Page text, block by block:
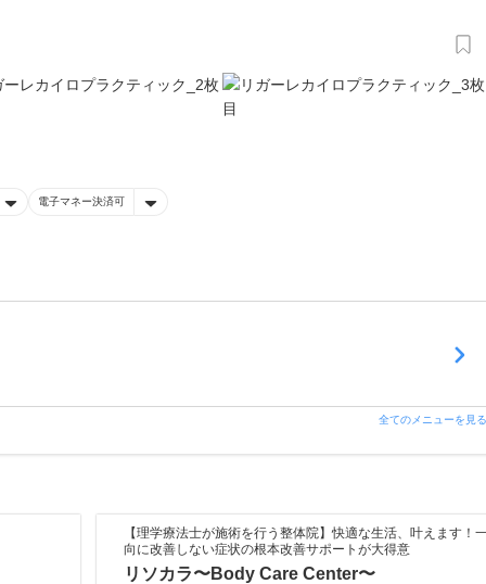
電子マネー決済可
全てのメニューを見る
【理学療法士が施術を行う整体院】快適な生活、叶えます！
向に改善しない症状の根本改善サポートが大得意
リソカラ〜Body Care Center〜